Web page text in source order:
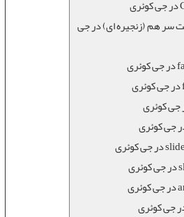
سر هم (زنجیره ای) در جی